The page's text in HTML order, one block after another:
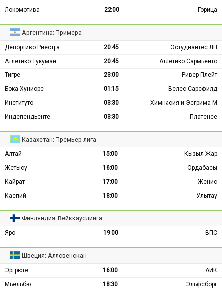
Локомотива
22:00 Горица
Аргентина: Примера
Депортиво Риестра 20:45
Эстудиантес ЛП
Атлетико Тукуман
20:45
Атлетико Сармьенто
Тигре
23:00
Ривер Плейт
Бока Хуниорс
01:15
Велес Сарсфилд
Институто
03:30
Химнасия и Эсгрима М
Индепендьенте
03:30 Платенсе
Казахстан: Премьер-лига
Алтай 15:00
Кызыл-Жар
Жетысу
16:00
Ордабасы
Кайрат
17:00
Женис
Каспий
18:00 Улытау
Финляндия: Вейккауслиига
Яро 19:00 ВПС
Швеция: Аллсвенскан
Эргрюте 16:00
АИК
Мьельбю
18:30 Эльфсборг